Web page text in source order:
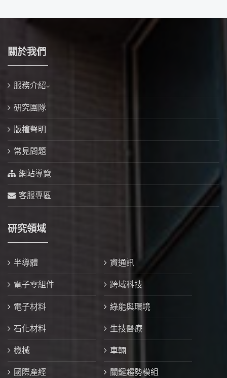
關於我們
服務介紹
研究團隊
版權聲明
常見問題
網站導覽
客服專區
研究領域
半導體 資通訊
電子零組件 跨域科技
電子材料 綠能與環境
石化材料 生技醫療
機械 車輛
國際產經 關鍵趨勢模組